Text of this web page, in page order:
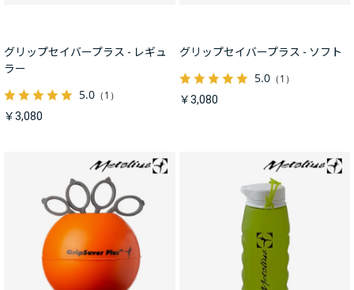
グリップセイバープラス - レギュ
ラー
5.0 （1）
￥3,080
グリップセイバープラス - ソフト
5.0（1）
￥3,080